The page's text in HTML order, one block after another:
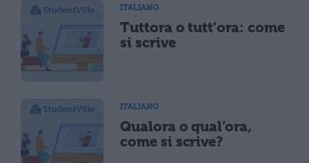
ITALIANO
Tuttora o tutt'ora: come
si scrive
ITALIANO
Qualora o qual’ora,
come si scrive?